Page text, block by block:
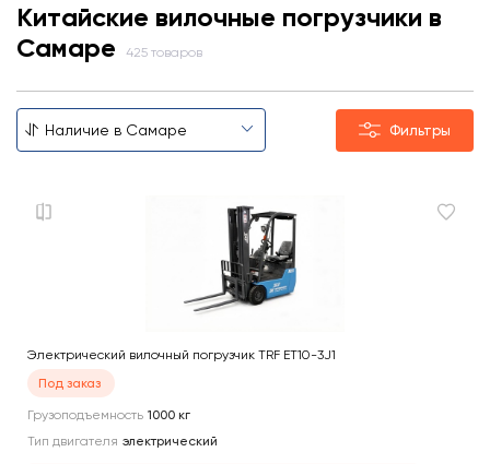
Китайские вилочные погрузчики в
Самаре
425 товаров
Фильтры
Электрический вилочный погрузчик TRF ET10-3J1
Под заказ
Грузоподъемность 1000 кг
Тип двигателя электрический